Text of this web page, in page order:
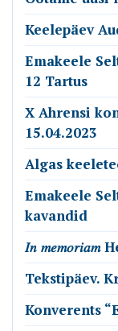
Keelepäev
Emakeele
12 Tartus
X Ahrensi
15.04.2023
Algas
Emakeele
kavandid
𝐼𝑛 𝑚𝑒𝑚𝑜𝑟𝑖𝑎𝑚
Tekstipäev.
Konverents